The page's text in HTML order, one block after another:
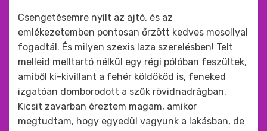
Csengetésemre nyílt az ajtó, és az
emlékezetemben pontosan őrzött kedves mosollyal
fogadtál. És milyen szexis laza szerelésben! Telt
melleid melltartó nélkül egy régi pólóban feszültek,
amiből ki-kivillant a fehér köldököd is, feneked
izgatóan domborodott a szűk rövidnadrágban.
Kicsit zavarban éreztem magam, amikor
megtudtam, hogy egyedül vagyunk a lakásban, de